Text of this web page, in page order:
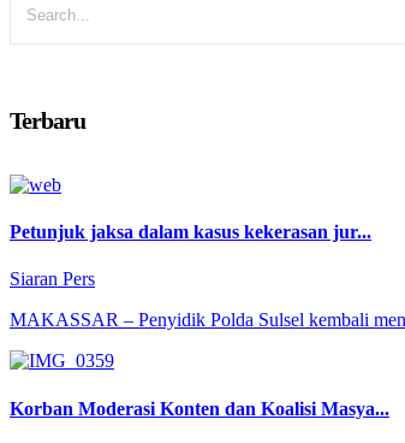
Terbaru
Petunjuk jaksa dalam kasus kekerasan jur...
Siaran Pers
MAKASSAR – Penyidik Polda Sulsel kembali
Korban Moderasi Konten dan Koalisi Masya...